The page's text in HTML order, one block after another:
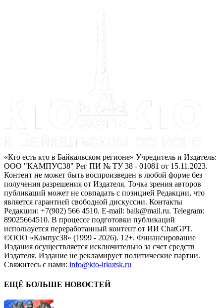
«Кто есть кто в Байкальском регионе» Учредитель и Издатель:
ООО "КАМПУС38" Рег ПИ № ТУ 38 - 01081 от 15.11.2023.
Контент не может быть воспроизведен в любой форме без
получения разрешения от Издателя. Точка зрения авторов
публикаций может не совпадать с позицией Редакции, что
является гарантией свободной дискуссии. Контакты
Редакции: +7(902) 566 4510. E-mail: baik@mail.ru. Telegram:
89025664510. В процессе подготовки публикаций
используется переработанный контент от ИИ ChatGPT.
©ООО «Кампус38» (1999 - 2026). 12+. Финансирование
Издания осуществляется исключительно за счет средств
Издателя. Издание не рекламирует политические партии.
Свяжитесь с нами: info@kto-irkutsk.ru
ЕЩЁ БОЛЬШЕ НОВОСТЕЙ